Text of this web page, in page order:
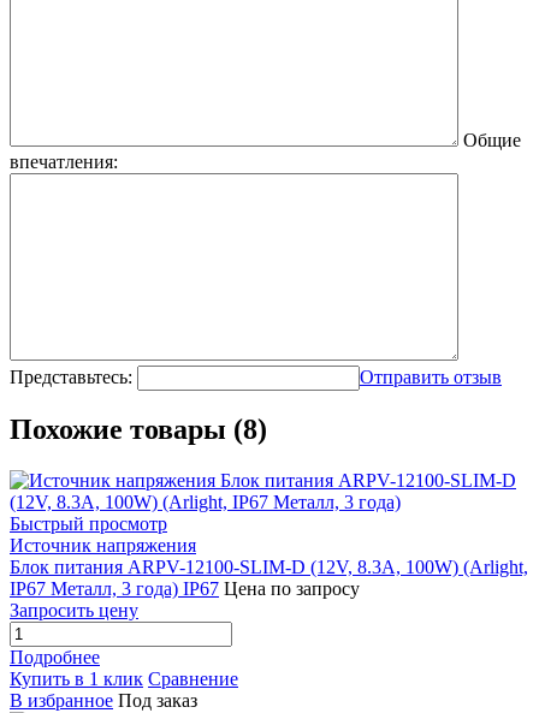
Общие
впечатления:
Представьтесь: Отправить отзыв
Похожие товары (8)
Быстрый просмотр
Источник напряжения
Блок питания ARPV-12100-SLIM-D (12V, 8.3A, 100W) (Arlight,
IP67 Металл, 3 года) IP67 Цена по запросу
Запросить цену
Подробнее
Купить в 1 клик Сравнение
В избранное Под заказ